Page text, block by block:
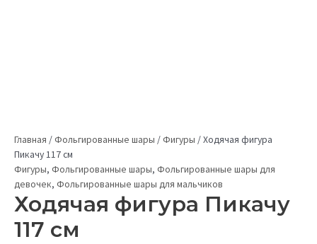
Главная /Фольгированные шары /Фигуры /Ходячая фигура
Пикачу 117 см
Фигуры, Фольгированные шары, Фольгированные шары для
девочек, Фольгированные шары для мальчиков
Ходячая фигура Пикачу
117 см